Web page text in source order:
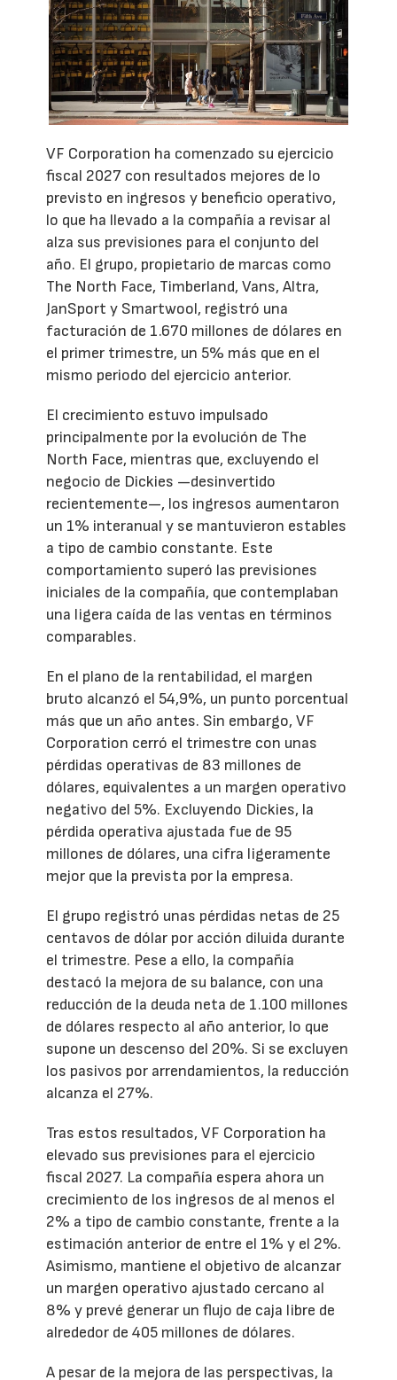
VF Corporation ha comenzado su ejercicio
fiscal 2027 con resultados mejores de lo
previsto en ingresos y beneficio operativo,
lo que ha llevado a la compañía a revisar al
alza sus previsiones para el conjunto del
año. El grupo, propietario de marcas como
The North Face, Timberland, Vans, Altra,
JanSport y Smartwool, registró una
facturación de 1.670 millones de dólares en
el primer trimestre, un 5% más que en el
mismo periodo del ejercicio anterior.
El crecimiento estuvo impulsado
principalmente por la evolución de The
North Face, mientras que, excluyendo el
negocio de Dickies —desinvertido
recientemente—, los ingresos aumentaron
un 1% interanual y se mantuvieron estables
a tipo de cambio constante. Este
comportamiento superó las previsiones
iniciales de la compañía, que contemplaban
una ligera caída de las ventas en términos
comparables.
En el plano de la rentabilidad, el margen
bruto alcanzó el 54,9%, un punto porcentual
más que un año antes. Sin embargo, VF
Corporation cerró el trimestre con unas
pérdidas operativas de 83 millones de
dólares, equivalentes a un margen operativo
negativo del 5%. Excluyendo Dickies, la
pérdida operativa ajustada fue de 95
millones de dólares, una cifra ligeramente
mejor que la prevista por la empresa.
El grupo registró unas pérdidas netas de 25
centavos de dólar por acción diluida durante
el trimestre. Pese a ello, la compañía
destacó la mejora de su balance, con una
reducción de la deuda neta de 1.100 millones
de dólares respecto al año anterior, lo que
supone un descenso del 20%. Si se excluyen
los pasivos por arrendamientos, la reducción
alcanza el 27%.
Tras estos resultados, VF Corporation ha
elevado sus previsiones para el ejercicio
fiscal 2027. La compañía espera ahora un
crecimiento de los ingresos de al menos el
2% a tipo de cambio constante, frente a la
estimación anterior de entre el 1% y el 2%.
Asimismo, mantiene el objetivo de alcanzar
un margen operativo ajustado cercano al
8% y prevé generar un flujo de caja libre de
alrededor de 405 millones de dólares.
A pesar de la mejora de las perspectivas, la